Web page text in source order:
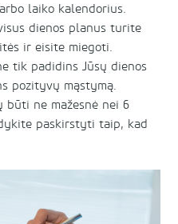
laiko kalendorius.
dienos planus turite
ir eisite miegoti.
tik padidins Jūsų dienos
pozityvų mąstymą.
ne mažesnė nei 6
paskirstyti taip, kad